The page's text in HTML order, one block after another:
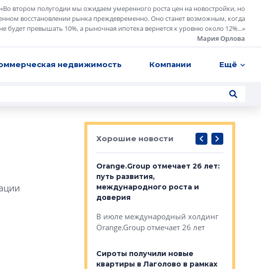
«Во втором полугодии мы ожидаем умеренного роста цен на новостройки, но
восстановлении рынка преждевременно. Оно станет возможным, когда
будет превышать 10%, а рыночная ипотека вернется к уровню около 12%...»
Мария Орлова
недвижимость Компании Ещё
Хорошие новости
выбрали
завершился
Orange.Group отмечает 26 лет:
путь развития,
международного роста и
доверия
В июле международный холдинг
Orange.Group отмечает 26 лет
Сироты получили новые
квартиры в Лаголово в рамках